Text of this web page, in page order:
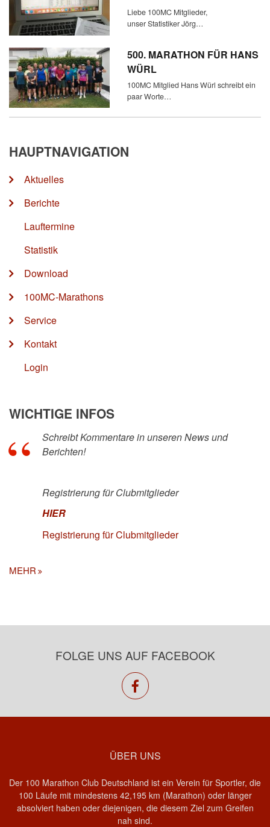
Liebe 100MC Mitglieder,
unser Statistiker Jörg…
500. MARATHON FÜR HANS
WÜRL
100MC Mitglied Hans Würl schreibt ein
paar Worte…
HAUPTNAVIGATION
Aktuelles
Berichte
Lauftermine
Statistik
Download
100MC-Marathons
Service
Kontakt
Login
WICHTIGE INFOS
Schreibt Kommentare in unseren News und
Berichten!
Registrierung für Clubmitglieder
HIER
Registrierung für Clubmitglieder
MEHR
FOLGE UNS AUF FACEBOOK
facebook
ÜBER UNS
Der 100 Marathon Club Deutschland ist ein Verein für Sportler, die
100 Läufe mit mindestens 42,195 km (Marathon) oder länger
absolviert haben oder diejenigen, die diesem Ziel zum Greifen
nah sind.